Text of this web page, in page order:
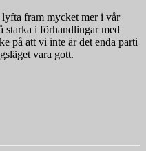
fram mycket mer i vår
starka i förhandlingar med
på att vi inte är det enda parti
vara gott.